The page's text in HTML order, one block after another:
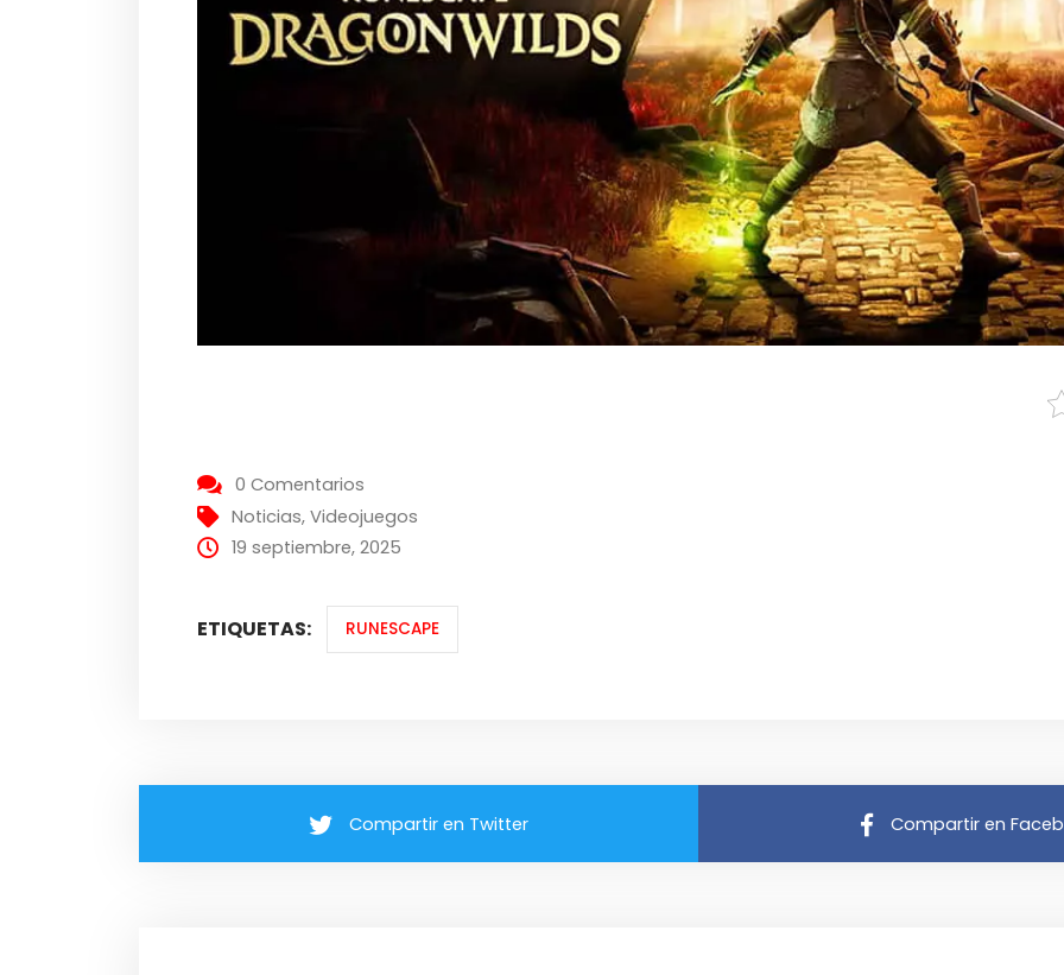
0 Comentarios
Noticias,Videojuegos
19 septiembre, 2025
ETIQUETAS: RUNESCAPE
Compartir en Twitter Compartir en